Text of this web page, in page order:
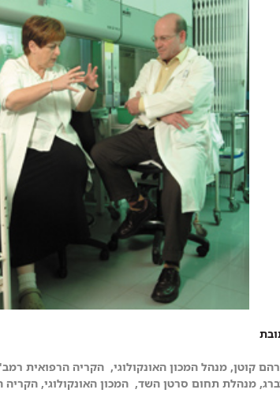
קוטן, מנהל המכון האונקולוגי, הקריה הרפואית
מנהלת תחום סרטן השד, המכון האונקולו​גי, הקריה